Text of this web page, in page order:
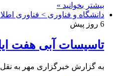
بیشتر بخوانید »
دانشگاه و فناوری > فناوری
6 روز پیش
تاسیسات آبی هفت
به گزارش خبرگزاری مهر به نقل از